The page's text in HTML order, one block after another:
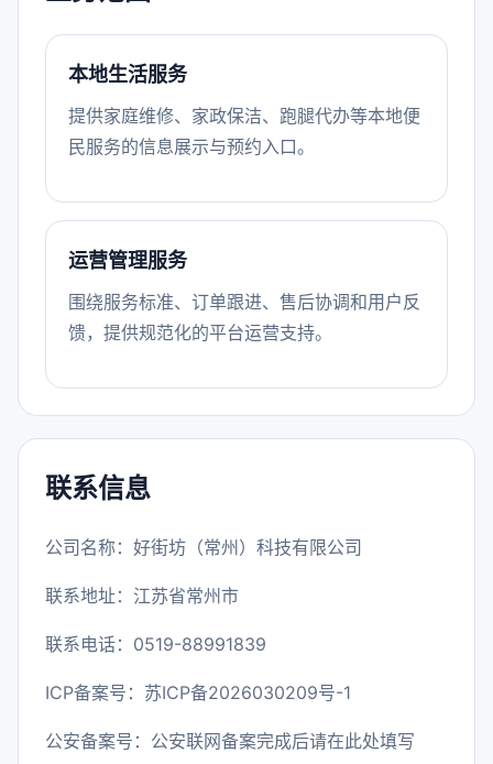
本地生活服务
提供家庭维修、家政保洁、跑腿代办等本地便
民服务的信息展示与预约入口。
运营管理服务
围绕服务标准、订单跟进、售后协调和用户反
馈，提供规范化的平台运营支持。
联系信息
公司名称：好街坊（常州）科技有限公司
联系地址：江苏省常州市
联系电话：0519-88991839
ICP备案号： 苏ICP备2026030209号-1
公安备案号：公安联网备案完成后请在此处填写